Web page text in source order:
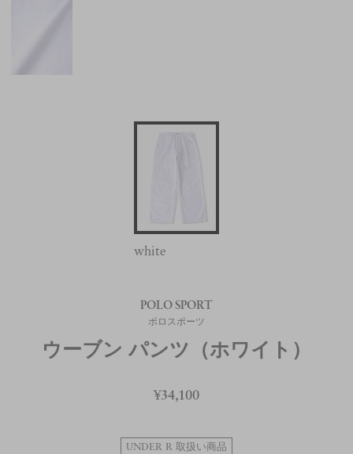
white
POLO SPORT
ポロスポーツ
ウーブン パンツ（ホワイト）
¥34,100
UNDER R 取扱い商品